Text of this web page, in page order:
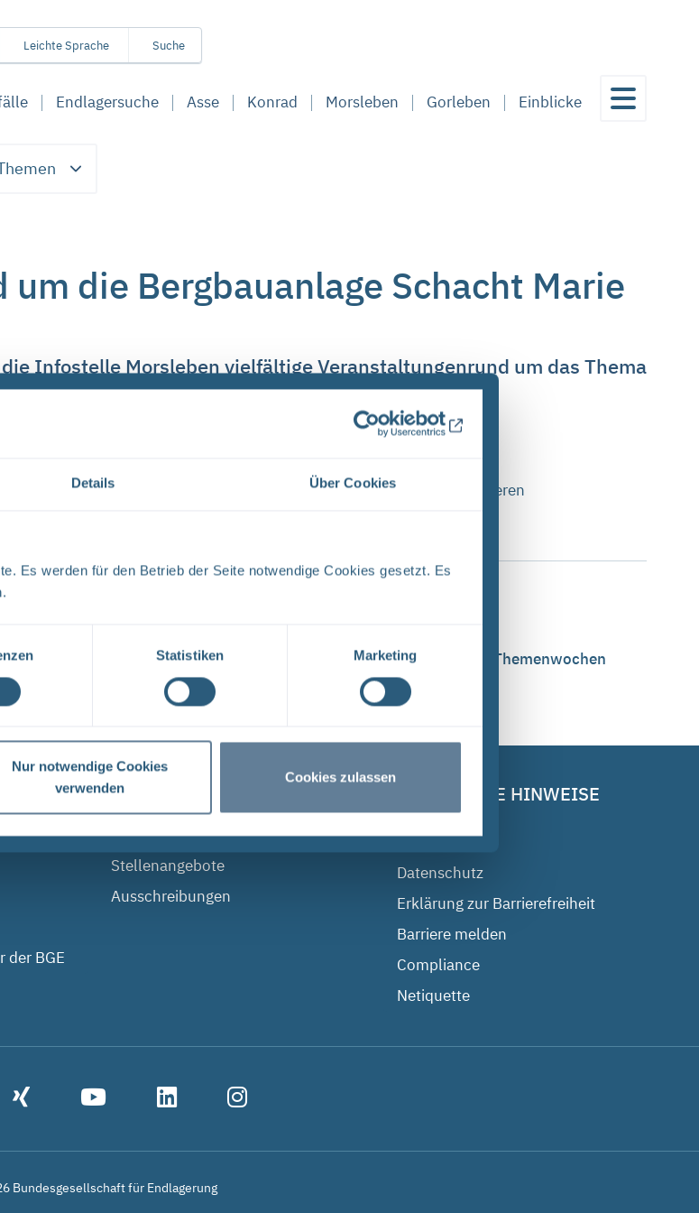
Details Über Cookies
Es werden für den Betrieb der Seite notwendige Cookies gesetzt. Es
Statistiken Marketing
Nur notwendige Cookies
verwenden
Cookies zulassen
Leichte Sprache Suche
Endlagersuche Asse Konrad Morsleben Gorleben Einblicke
die Bergbauanlage Schacht Marie
Infostelle Morsleben vielfältige Veranstaltungenrund um das Thema
Salzigen Tour über und unter Tage vielfältige Angebote mit besonderen
die Infostelle Morsleben verschiedene Angebote im Rahmen der Themenwochen
der Salzigen Tour 2018 an.
der BGE
AKTUELLES
Überblick: Alle Neuigkeiten
Stellenangebote
Ausschreibungen
RECHTLICHE HINWEISE
Impressum
Datenschutz
Erklärung zur Barrierefreiheit
Barriere melden
Compliance
Netiquette
Bundesgesellschaft für Endlagerung